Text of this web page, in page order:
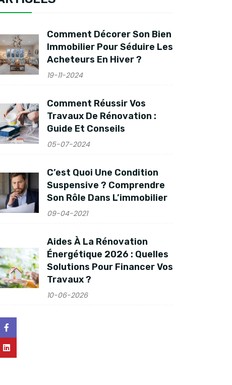
Comment Décorer Son Bien
Immobilier Pour Séduire Les
Acheteurs En Hiver ?
19-11-2024
Comment Réussir Vos
Travaux De Rénovation :
Guide Et Conseils
05-07-2024
C’est Quoi Une Condition
Suspensive ? Comprendre
Son Rôle Dans L’immobilier
09-04-2021
Aides À La Rénovation
Énergétique 2026 : Quelles
Solutions Pour Financer Vos
Travaux ?
10-06-2026